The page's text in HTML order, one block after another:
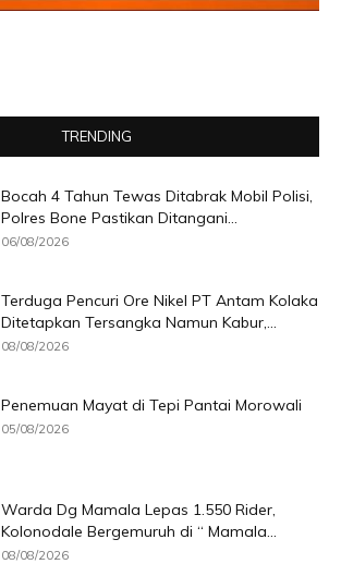
TRENDING
Bocah 4 Tahun Tewas Ditabrak Mobil Polisi,
Polres Bone Pastikan Ditangani...
06/08/2026
Terduga Pencuri Ore Nikel PT Antam Kolaka
Ditetapkan Tersangka Namun Kabur,...
08/08/2026
Penemuan Mayat di Tepi Pantai Morowali
05/08/2026
Warda Dg Mamala Lepas 1.550 Rider,
Kolonodale Bergemuruh di “ Mamala...
08/08/2026